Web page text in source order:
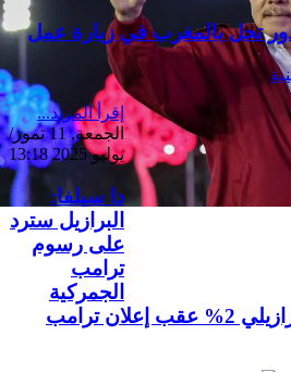
وحصار كوبا.. ماذا ستفعل
تحل بالمغرب في زيارة عمل
إقرأ المزيد...
الجمعة, 11 تموز/
يوليو 2025 13:18
دا سيلفا:
البرازيل سترد
على رسوم
ترامب
الجمركية
بالمثل تراجع الريال البرازيلي 2% عقب إعلان ترامب